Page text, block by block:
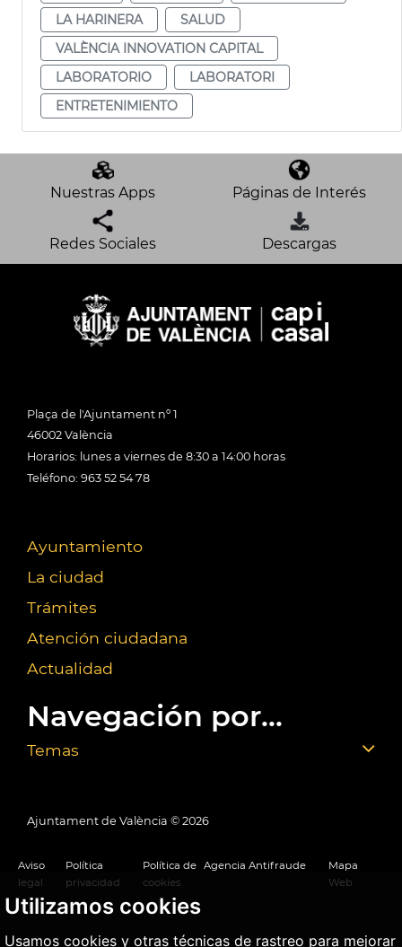
Utilizamos cookies
Usamos cookies y otras técnicas de rastreo para mejorar
LA HARINERA
SALUD
VALÈNCIA INNOVATION CAPITAL
LABORATORIO
LABORATORI
ENTRETENIMIENTO
Nuestras Apps Páginas de Interés
Redes Sociales Descargas
Plaça de l'Ajuntament nº 1
46002 València
Horarios: lunes a viernes de 8:30 a 14:00 horas
Teléfono: 963 52 54 78
Ayuntamiento
La ciudad
Trámites
Atención ciudadana
Actualidad
Navegación por...
Temas
Ajuntament de València © 2026
Aviso
legal
Política
privacidad
Política de
cookies
Agencia Antifraude
Mapa
Web